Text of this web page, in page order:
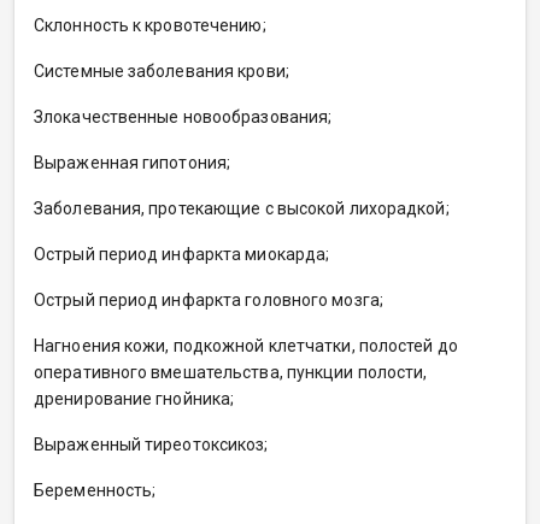
Склонность к кровотечению;
Системные заболевания крови;
Злокачественные новообразования;
Выраженная гипотония;
Заболевания, протекающие с высокой лихорадкой;
Острый период инфаркта миокарда;
Острый период инфаркта головного мозга;
Нагноения кожи, подкожной клетчатки, полостей до
оперативного вмешательства, пункции полости,
дренирование гнойника;
Выраженный тиреотоксикоз;
Беременность;